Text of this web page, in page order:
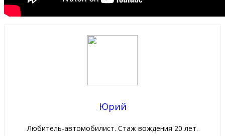
Юрий
Любитель-автомобилист. Стаж вождения 20 лет.